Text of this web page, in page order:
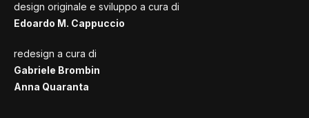
design originale e sviluppo a cura di
Edoardo M. Cappuccio
redesign a cura di
Gabriele Brombin
Anna Quaranta